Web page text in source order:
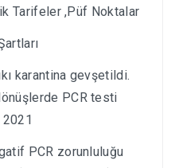
Tarifeler ,Püf Noktalar
karantina gevşetildi.
PCR testi
PCR zorunluluğu